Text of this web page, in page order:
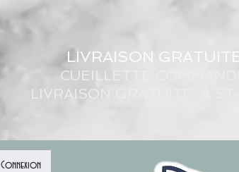
LIVRAISON
CUEILLETTE
LIVRAISON GRATUITE À
Connexion